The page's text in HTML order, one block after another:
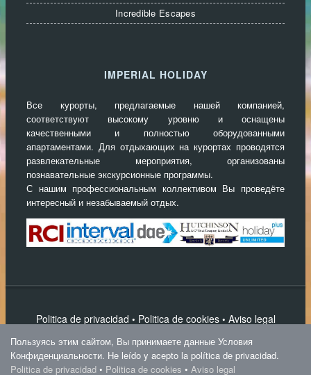
Incredible Escapes
IMPERIAL HOLIDAY
Все курорты, предлагаемые нашей компанией,
соответствуют высокому уровню и оснащены
качественными и полностью оборудованными
апартаментами. Для отдыхающих на курортах проводятся
развлекательные мероприятия, организованы
познавательные экскурсионные программы.
С нашим профессиональным коллективом Вы проведёте
интересный и незабываемый отдых.
Politica de privacidad • Politica de cookies• Aviso legal
IPS Magnum Theme
Imperial Holiday
Пользуясь этим сайтом, Вы принимаете данные Условия
Конфиденциальности. He leído y acepto la política de privacidad.
Politica de privacidad • Politica de cookies • Aviso legal